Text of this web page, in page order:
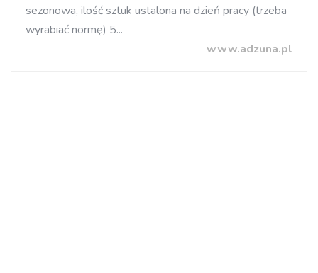
sezonowa, ilość sztuk ustalona na dzień pracy (trzeba
wyrabiać normę) 5...
www.adzuna.pl